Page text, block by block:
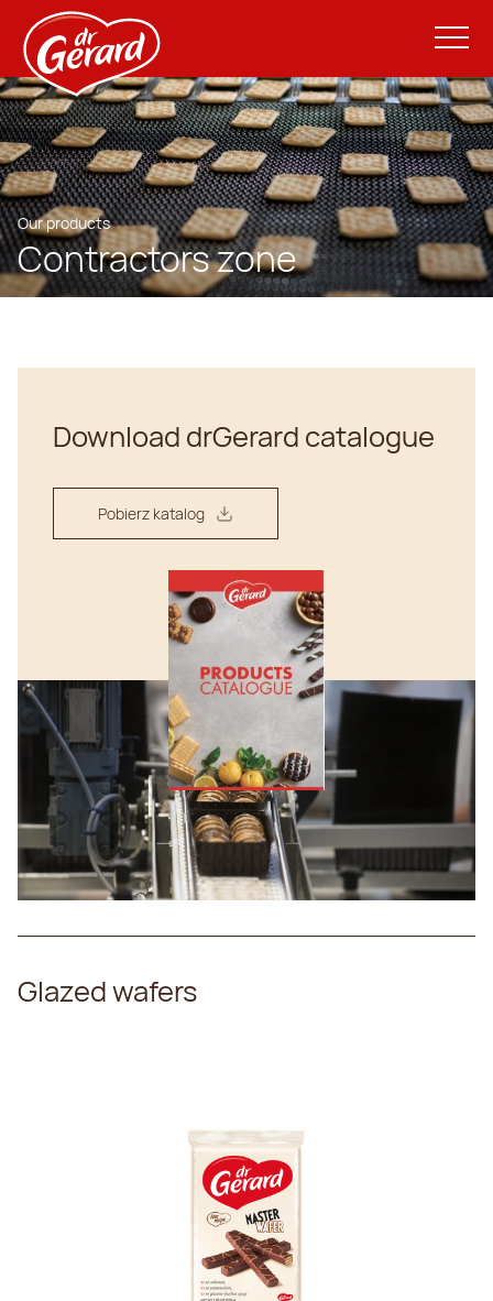
Our products
Contractors zone
Download drGerard catalogue
Pobierz katalog
Glazed wafers